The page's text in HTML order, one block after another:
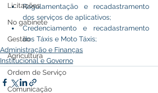
Licitações
No gabinete
Gestão
Agricultura
Ordem de Serviço
Comunicação
Regulamentação e recadastramento
dos serviços de aplicativos;
Credenciamento e recadastramento
dos Táxis e Moto Táxis;
Administração e Finanças
Institucional e Governo